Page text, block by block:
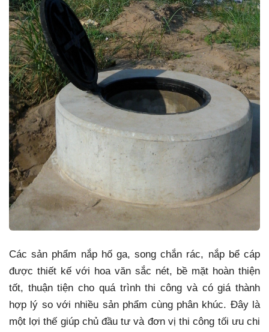
Các sản phẩm nắp hố ga, song chắn rác, nắp bể cáp
được thiết kế với hoa văn sắc nét, bề mặt hoàn thiện
tốt, thuận tiện cho quá trình thi công và có giá thành
hợp lý so với nhiều sản phẩm cùng phân khúc. Đây là
một lợi thế giúp chủ đầu tư và đơn vị thi công tối ưu chi